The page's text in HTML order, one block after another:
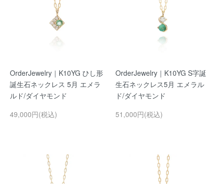
OrderJewelry｜K10YG ひし形
誕生石ネックレス 5月 エメラ
ルド/ダイヤモンド
49,000円(税込)
OrderJewelry｜K10YG S字誕
生石ネックレス5月 エメラル
ド/ダイヤモンド
51,000円(税込)